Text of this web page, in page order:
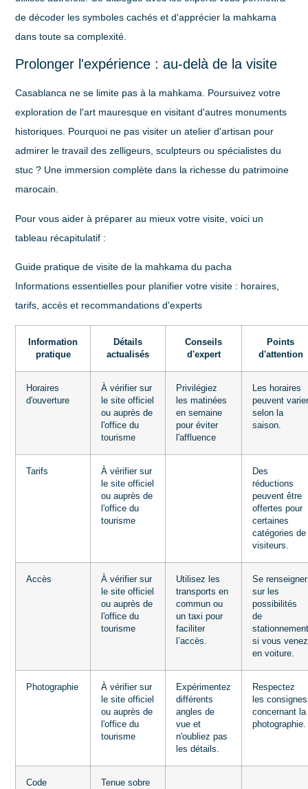
de décoder les symboles cachés et d'apprécier la mahkama
dans toute sa complexité.
Prolonger l'expérience : au-delà de la visite
Casablanca ne se limite pas à la mahkama. Poursuivez votre
exploration de l'art mauresque en visitant d'autres monuments
historiques. Pourquoi ne pas visiter un atelier d'artisan pour
admirer le travail des zelligeurs, sculpteurs ou spécialistes du
stuc ? Une immersion complète dans la richesse du patrimoine
marocain.
Pour vous aider à préparer au mieux votre visite, voici un
tableau récapitulatif :
Guide pratique de visite de la mahkama du pacha
Informations essentielles pour planifier votre visite : horaires,
tarifs, accès et recommandations d'experts
Information
pratique
Détails
actualisés
Conseils
d'expert
Points
d'attention
Horaires
d'ouverture
À vérifier sur
le site officiel
ou auprès de
l'office du
tourisme
Privilégiez
les matinées
en semaine
pour éviter
l'affluence
Les horaires
peuvent
selon la
saison.
Tarifs
À vérifier sur
le site officiel
ou auprès de
l'office du
tourisme
Des
réductions
peuvent être
offertes pour
certaines
catégories de
visiteurs.
Accès
À vérifier sur
le site officiel
ou auprès de
l'office du
tourisme
Utilisez les
transports en
commun ou
un taxi pour
faciliter
l’accès.
Se renseigner
sur les
possibilités
de
si vous venez
en voiture.
Photographie
À vérifier sur
le site officiel
ou auprès de
l'office du
tourisme
Expérimentez
différents
angles de
vue et
n'oubliez pas
les détails.
Respectez
les consignes
concernant la
photographie.
Code
Tenue sobre